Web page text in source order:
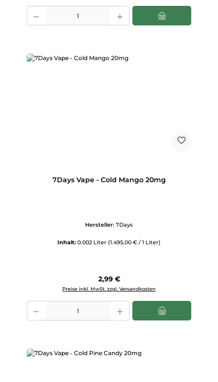
Produkt Anzahl: Gib den gewünschten Wert ein oder benutze die
7Days Vape - Cold Mango 20mg
Hersteller: 7Days
Inhalt: 0.002 Liter (1.495,00 € / 1 Liter)
Regulärer Preis:
2,99 €
Preise inkl. MwSt. zzgl. Versandkosten
Produkt Anzahl: Gib den gewünschten Wert ein oder benutze die